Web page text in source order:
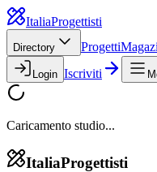
ItaliaProgettisti
Directory Progetti
Login Iscriviti
Caricamento studio...
ItaliaProgettisti